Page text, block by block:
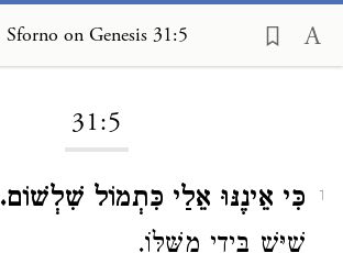
Sforno on Genesis 31:5
31:5
1 כִּי אֵינֶנּוּ אֵלַי כִּתְמוֹל שִׁלְשׁוֹם.